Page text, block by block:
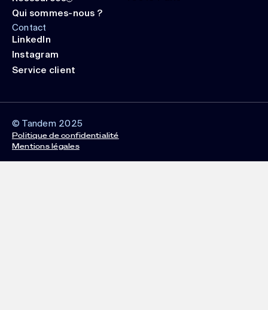
Qui sommes-nous ?
Contact
LinkedIn
Instagram
Service client
© Tandem 2025
Politique de confidentialité
Mentions légales